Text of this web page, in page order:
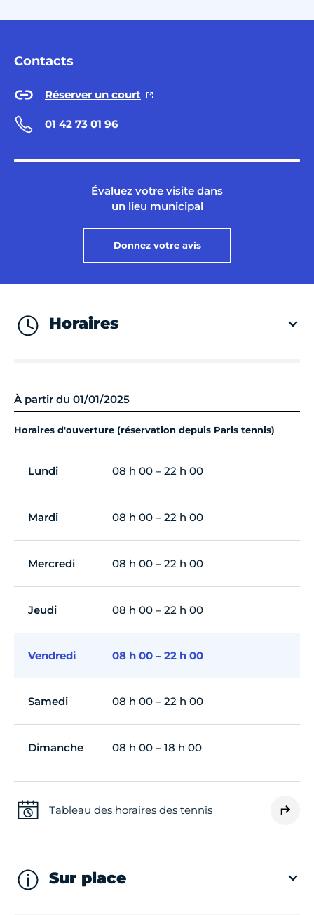
Contacts
Réserver un court
01 42 73 01 96
Évaluez votre visite dans
un lieu municipal
Donnez votre avis
Horaires
À partir du 01/01/2025
Horaires d'ouverture (réservation depuis Paris tennis)
Lundi 08 h 00 – 22 h 00
Mardi 08 h 00 – 22 h 00
Mercredi 08 h 00 – 22 h 00
Jeudi 08 h 00 – 22 h 00
Vendredi 08 h 00 – 22 h 00
Samedi 08 h 00 – 22 h 00
Dimanche 08 h 00 – 18 h 00
Tableau des horaires des tennis
Sur place